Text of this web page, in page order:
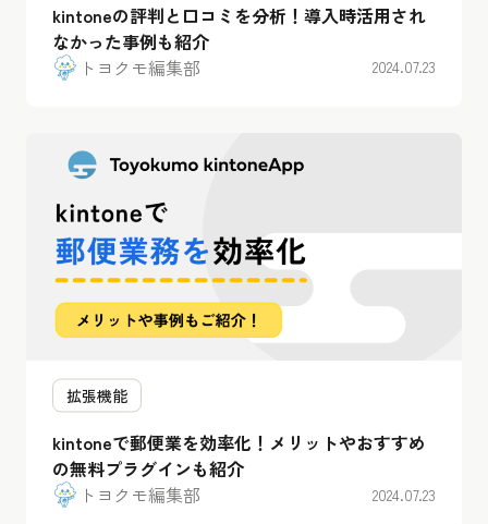
kintoneの評判と口コミを分析！導入時活用され
なかった事例も紹介
トヨクモ編集部
2024.07.23
拡張機能
kintoneで郵便業を効率化！メリットやおすすめ
の無料プラグインも紹介
トヨクモ編集部
2024.07.23